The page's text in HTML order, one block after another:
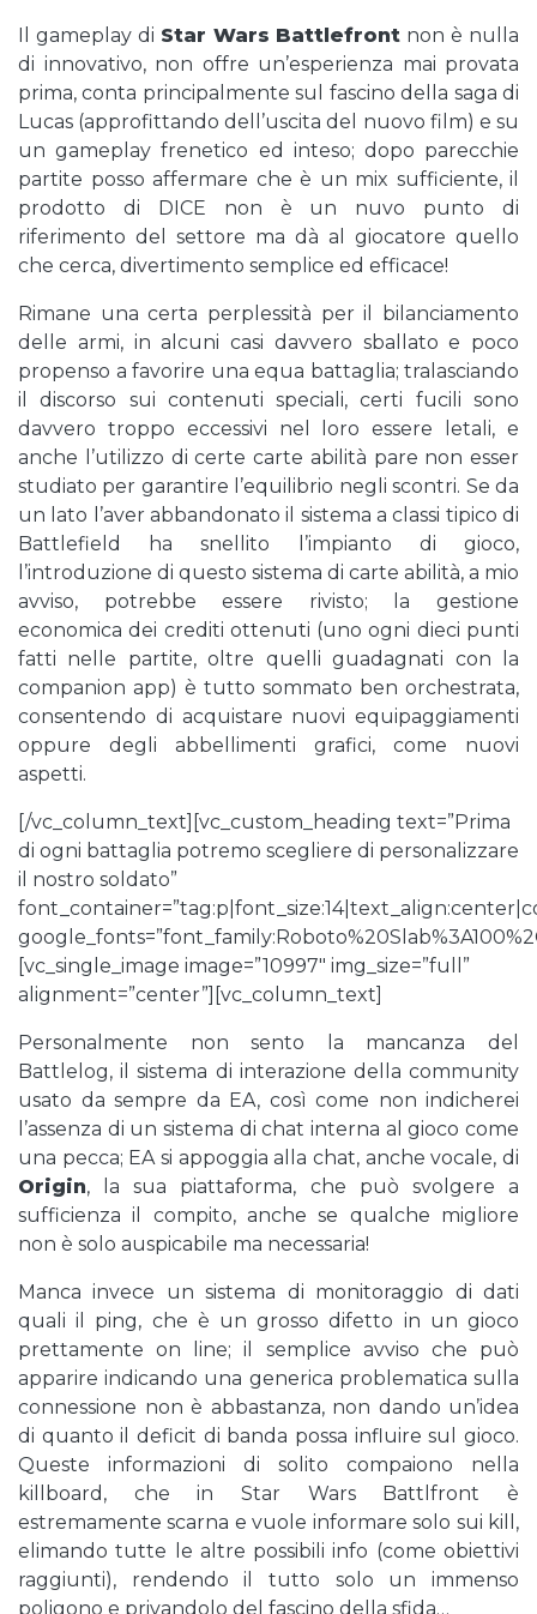
Il gameplay di Star Wars Battlefront non è nulla
di innovativo, non offre un’esperienza mai provata
prima, conta principalmente sul fascino della saga di
Lucas (approfittando dell’uscita del nuovo film) e su
un gameplay frenetico ed inteso; dopo parecchie
partite posso affermare che è un mix sufficiente, il
prodotto di DICE non è un nuvo punto di
riferimento del settore ma dà al giocatore quello
che cerca, divertimento semplice ed efficace!
Rimane una certa perplessità per il bilanciamento
delle armi, in alcuni casi davvero sballato e poco
propenso a favorire una equa battaglia; tralasciando
il discorso sui contenuti speciali, certi fucili sono
davvero troppo eccessivi nel loro essere letali, e
anche l’utilizzo di certe carte abilità pare non esser
studiato per garantire l’equilibrio negli scontri. Se da
un lato l’aver abbandonato il sistema a classi tipico di
Battlefield ha snellito l’impianto di gioco,
l’introduzione di questo sistema di carte abilità, a mio
avviso, potrebbe essere rivisto; la gestione
economica dei crediti ottenuti (uno ogni dieci punti
fatti nelle partite, oltre quelli guadagnati con la
companion app) è tutto sommato ben orchestrata,
consentendo di acquistare nuovi equipaggiamenti
oppure degli abbellimenti grafici, come nuovi
aspetti.
[/vc_column_text][vc_custom_heading text=”Prima
di ogni battaglia potremo scegliere di personalizzare
il nostro soldato”
[vc_single_image image=”10997″ img_size=”full”
alignment=”center”][vc_column_text]
Personalmente non sento la mancanza del
Battlelog, il sistema di interazione della community
usato da sempre da EA, così come non indicherei
l’assenza di un sistema di chat interna al gioco come
una pecca; EA si appoggia alla chat, anche vocale, di
Origin, la sua piattaforma, che può svolgere a
sufficienza il compito, anche se qualche migliore
non è solo auspicabile ma necessaria!
Manca invece un sistema di monitoraggio di dati
quali il ping, che è un grosso difetto in un gioco
prettamente on line; il semplice avviso che può
apparire indicando una generica problematica sulla
connessione non è abbastanza, non dando un’idea
di quanto il deficit di banda possa influire sul gioco.
Queste informazioni di solito compaiono nella
killboard, che in Star Wars Battlfront è
estremamente scarna e vuole informare solo sui kill,
elimando tutte le altre possibili info (come obiettivi
raggiunti), rendendo il tutto solo un immenso
poligono e privandolo del fascino della sfida…